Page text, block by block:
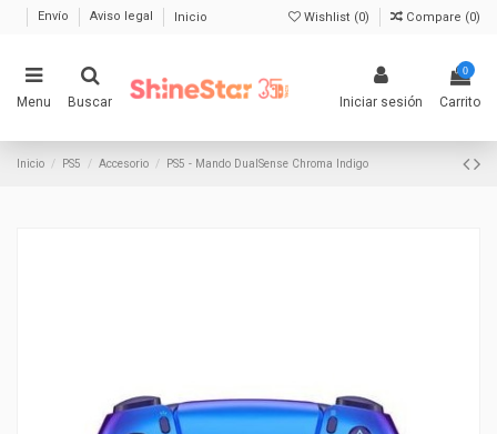
Envío Aviso legal Inicio Wishlist (0) Compare (0)
Menu Buscar Iniciar sesión
0
Carrito
Inicio PS5 Accesorio PS5 - Mando DualSense Chroma Indigo